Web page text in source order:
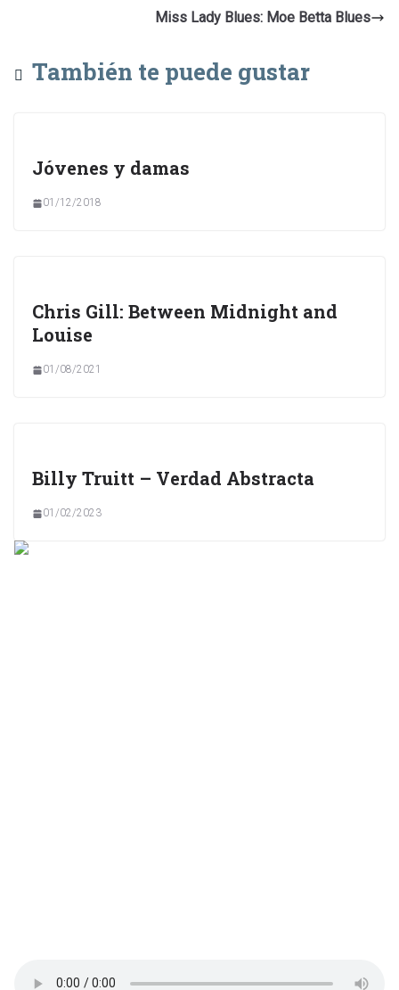
Miss Lady Blues: Moe Betta Blues
También te puede gustar
Jóvenes y damas
01/12/2018
Chris Gill: Between Midnight and
Louise
01/08/2021
Billy Truitt – Verdad Abstracta
01/02/2023